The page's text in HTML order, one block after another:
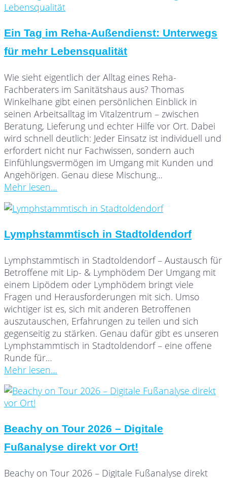
Ein Tag im Reha-Außendienst: Unterwegs
für mehr Lebensqualität
Wie sieht eigentlich der Alltag eines Reha-
Fachberaters im Sanitätshaus aus? Thomas
Winkelhane gibt einen persönlichen Einblick in
seinen Arbeitsalltag im Vitalzentrum – zwischen
Beratung, Lieferung und echter Hilfe vor Ort. Dabei
wird schnell deutlich: Jeder Einsatz ist individuell und
erfordert nicht nur Fachwissen, sondern auch
Einfühlungsvermögen im Umgang mit Kunden und
Angehörigen. Genau diese Mischung…
Mehr lesen…
Lymphstammtisch in Stadtoldendorf
Lymphstammtisch in Stadtoldendorf – Austausch für
Betroffene mit Lip- & Lymphödem Der Umgang mit
einem Lipödem oder Lymphödem bringt viele
Fragen und Herausforderungen mit sich. Umso
wichtiger ist es, sich mit anderen Betroffenen
auszutauschen, Erfahrungen zu teilen und sich
gegenseitig zu stärken. Genau dafür gibt es unseren
Lymphstammtisch in Stadtoldendorf – eine offene
Runde für…
Mehr lesen…
Beachy on Tour 2026 – Digitale
Fußanalyse direkt vor Ort!
Beachy on Tour 2026 – Digitale Fußanalyse direkt